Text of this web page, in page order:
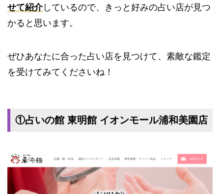
せて紹介しているので、きっと好みの占い店が見つ
かると思います。
ぜひあなたに合った占い店を見つけて、素敵な鑑定
を受けてみてくださいね！
①占いの館 東明館 イオンモール浦和美園店